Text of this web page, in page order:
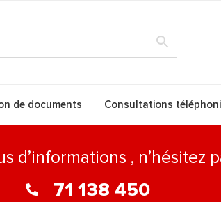
de documents Consultations
d’informations , n’hésitez
71 138 450